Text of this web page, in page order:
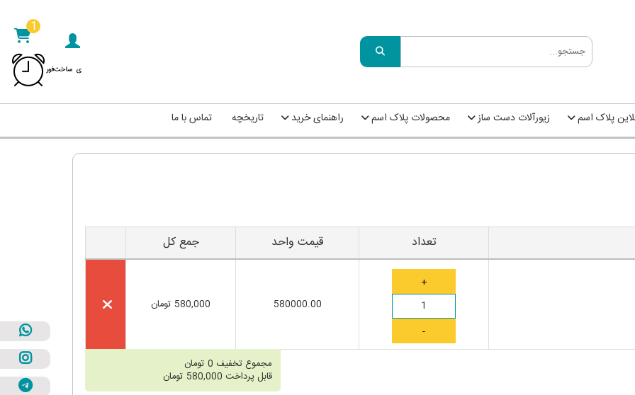
1
پلاک اسم زیورآلات دست ساز محصولات پلاک اسم راهنمای خرید تاریخچه تماس با ما
تعداد قیمت واحد جمع کل
580000.00
580,000 تومان
مجموع تخفیف 0 تومان
قابل پرداخت 580,000 تومان